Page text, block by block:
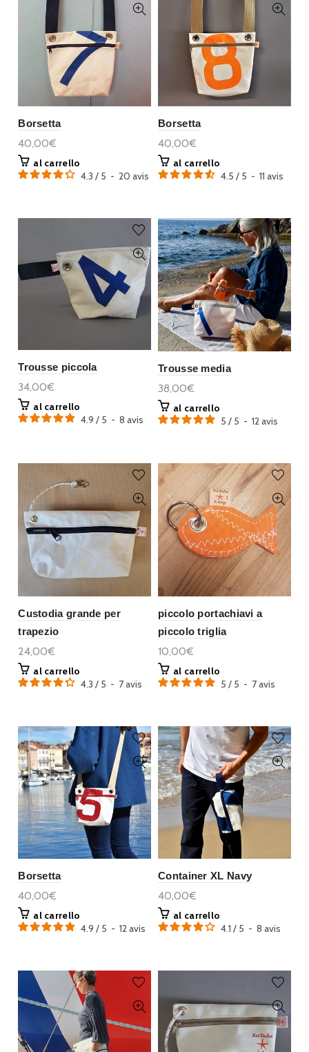
Borsetta
40,00€
al carrello
4.3 / 5 - 20avis
Borsetta
40,00€
al carrello
4.5 / 5 - 11 avis
Trousse piccola
34,00€
al carrello
4.9 / 5 - 8avis
Trousse media
38,00€
al carrello
5 / 5 - 12avis
Custodia grande per
trapezio
24,00€
al carrello
4.3 / 5 - 7avis
piccolo portachiavi a
piccolo triglia
10,00€
al carrello
5 / 5 - 7avis
Borsetta
40,00€
al carrello
4.9 / 5 - 12avis
Container XL Navy
40,00€
al carrello
4.1 / 5 - 8 avis